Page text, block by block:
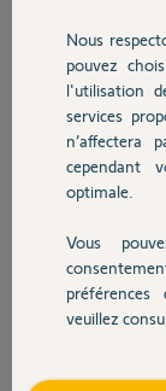
Chauffage
Autres
Devis avec
Contact
Le Dexxo pro 1000
silence.
Ne soyez pas
La seule
courroie, pas lui !
Nous
pouvez
l'utilisation
services
n’affectera
cependant
optimale.
Vous
préférences
veuillez